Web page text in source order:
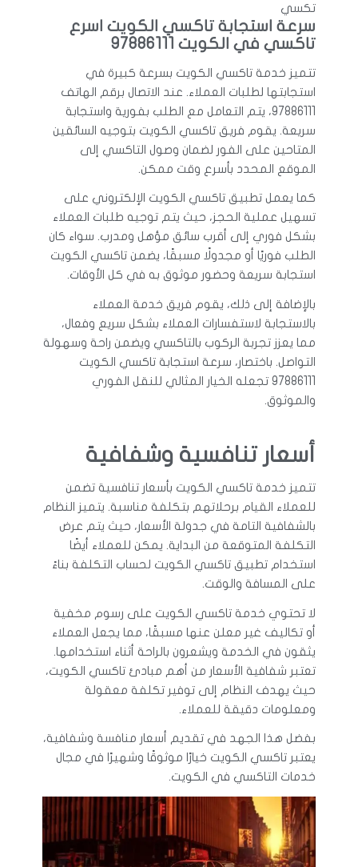
تكسي
سرعة استجابة تاكسي الكويت اسرع
تاكسي في الكويت 97886111
تتميز خدمة تاكسي الكويت بسرعة كبيرة في
استجابتها لطلبات العملاء. عند الاتصال برقم الهاتف
97886111، يتم التعامل مع الطلب بفورية واستجابة
سريعة. يقوم فريق تاكسي الكويت بتوجيه السائقين
المتاحين على الفور لضمان وصول التاكسي إلى
الموقع المحدد بأسرع وقت ممكن.
كما يعمل تطبيق تاكسي الكويت الإلكتروني على
تسهيل عملية الحجز، حيث يتم توجيه طلبات العملاء
بشكل فوري إلى أقرب سائق مؤهل ومدرب. سواء كان
الطلب فوريًا أو مجدولًا مسبقًا، يضمن تاكسي الكويت
استجابة سريعة وحضور موثوق به في كل الأوقات.
بالإضافة إلى ذلك، يقوم فريق خدمة العملاء
بالاستجابة لاستفسارات العملاء بشكل سريع وفعال،
مما يعزز تجربة الركوب بالتاكسي ويضمن راحة وسهولة
التواصل. باختصار، سرعة استجابة تاكسي الكويت
97886111 تجعله الخيار المثالي للنقل الفوري
والموثوق.
أسعار تنافسية وشفافية
تتميز خدمة تاكسي الكويت بأسعار تنافسية تضمن
للعملاء القيام برحلاتهم بتكلفة مناسبة. يتميز النظام
بالشفافية التامة في جدولة الأسعار، حيث يتم عرض
التكلفة المتوقعة من البداية. يمكن للعملاء أيضًا
استخدام تطبيق تاكسي الكويت لحساب التكلفة بناءً
على المسافة والوقت.
لا تحتوي خدمة تاكسي الكويت على رسوم مخفية
أو تكاليف غير معلن عنها مسبقًا، مما يجعل العملاء
يثقون في الخدمة ويشعرون بالراحة أثناء استخدامها.
تعتبر شفافية الأسعار من أهم مبادئ تاكسي الكويت،
حيث يهدف النظام إلى توفير تكلفة معقولة
ومعلومات دقيقة للعملاء.
بفضل هذا الجهد في تقديم أسعار منافسة وشفافية،
يعتبر تاكسي الكويت خيارًا موثوقًا وشهيرًا في مجال
خدمات التاكسي في الكويت.